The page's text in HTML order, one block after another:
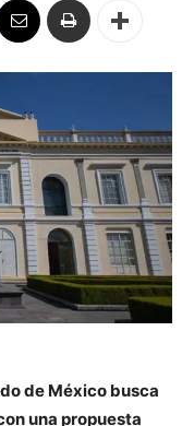
de México busca
una propuesta